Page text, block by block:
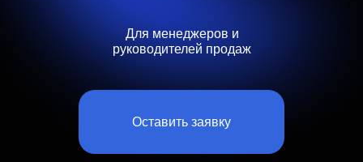
Оставить заявку
Для менеджеров и
руководителей продаж
Знает все о продвижении
Консультирует по продвижению
компании селлеров с оборотами
до 5 миллиардов в год